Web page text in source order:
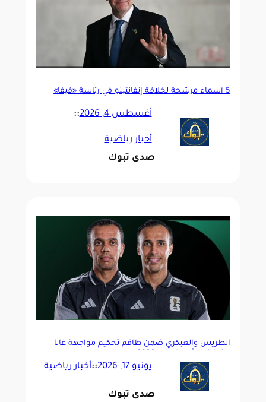
5 أسماء مرشحة لخلافة إنفانتينو في رئاسة «فيفا»
أغسطس 4, 2026 ::
أخبار رياضية
صدى تبوك
الطريس والعبكري ضمن طاقم تحكيم مواجهة غانا
يونيو 17, 2026 ::أخبار رياضية
صدى تبوك